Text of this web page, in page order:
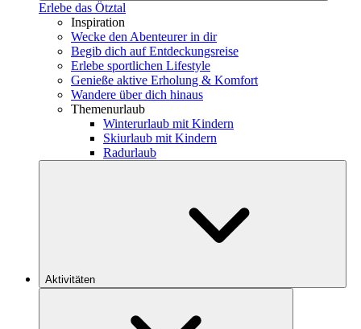
Erlebe das Ötztal
Inspiration
Wecke den Abenteurer in dir
Begib dich auf Entdeckungsreise
Erlebe sportlichen Lifestyle
Genieße aktive Erholung & Komfort
Wandere über dich hinaus
Themenurlaub
Winterurlaub mit Kindern
Skiurlaub mit Kindern
Radurlaub
Aktivitäten